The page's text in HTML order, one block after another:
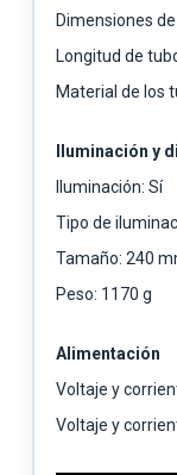
Dimensiones
Longitud de
Material de los
Iluminación y
Iluminación: Sí
Tipo de
Tamaño: 240
Peso: 1170 g
Alimentación
Voltaje y
Voltaje y